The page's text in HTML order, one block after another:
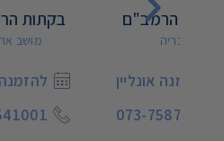
בקתות הר ארבל
להזמנה אונליין
073-7541001